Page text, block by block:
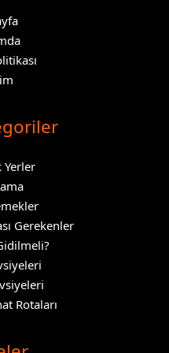
Yerler
Gerekenler
Rotaları